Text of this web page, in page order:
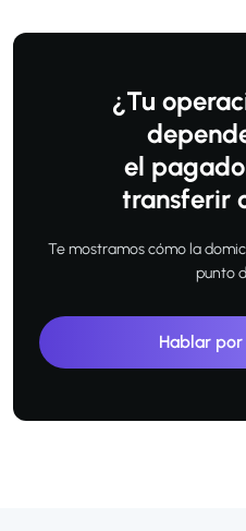
¿Tu
el
transferir
Te mostramos cómo la
punto
Hablar